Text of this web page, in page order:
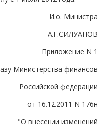
И.о. Министра
А.Г.СИЛУАНОВ
Приложение N 1
Министерства финансов
Российской федерации
от 16.12.2011 N 176н
"О внесении изменений